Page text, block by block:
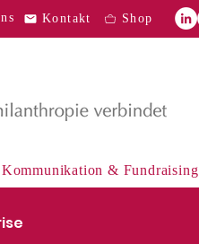
Kontakt Shop
Kommunikation & Fundraising